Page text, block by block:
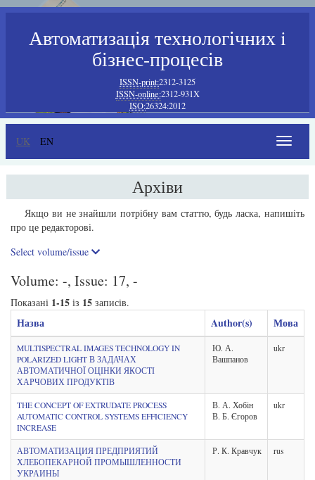
Автоматизація технологічних i
бізнес-процесів
ISSN-print:2312-3125
ISSN-online:2312-931X
ISO:26324:2012
UK EN
Toggle
Архіви
Якщо ви не знайшли потрібну вам статтю, будь ласка, напишіть
про це редакторові.
Select volume/issue
Volume: -, Issue: 17, -
Показані 1-15 із 15 записів.
Назва Author(s) Мова
MULTISPECTRAL IMAGES TECHNOLOGY IN
POLARIZED LIGHT В ЗАДАЧАХ
АВТОМАТИЧНОЇ ОЦІНКИ ЯКОСТІ
ХАРЧОВИХ ПРОДУКТІВ
Ю. А.
Вашпанов
ukr
THE CONCEPT OF EXTRUDATE PROCESS
AUTOMATIC CONTROL SYSTEMS EFFICIENCY
INCREASE
В. А. Хобін
В. Б. Єгоров
ukr
АВТОМАТИЗАЦИЯ ПРЕДПРИЯТИЙ
ХЛЕБОПЕКАРНОЙ ПРОМЫШЛЕННОСТИ
УКРАИНЫ
Р. К. Кравчук rus